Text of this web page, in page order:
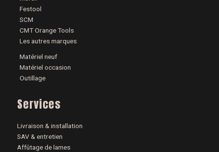
Festool
SCM
CMT Orange Tools
Les autres marques
Matériel neuf
Matériel occasion
Outillage
Services
Livraison & installation
SAV & entretien
Affûtage de lames